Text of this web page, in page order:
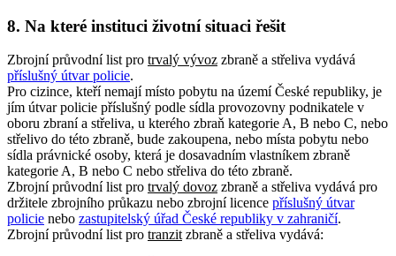
8. Na které instituci životní situaci řešit
Zbrojní průvodní list pro trvalý vývoz zbraně a střeliva vydává
příslušný útvar policie.
Pro cizince, kteří nemají místo pobytu na území České republiky, je
jím útvar policie příslušný podle sídla provozovny podnikatele v
oboru zbraní a střeliva, u kterého zbraň kategorie A, B nebo C, nebo
střelivo do této zbraně, bude zakoupena, nebo místa pobytu nebo
sídla právnické osoby, která je dosavadním vlastníkem zbraně
kategorie A, B nebo C nebo střeliva do této zbraně.
Zbrojní průvodní list pro trvalý dovoz zbraně a střeliva vydává pro
držitele zbrojního průkazu nebo zbrojní licence příslušný útvar
policie nebo zastupitelský úřad České republiky v zahraničí.
Zbrojní průvodní list pro tranzit zbraně a střeliva vydává: